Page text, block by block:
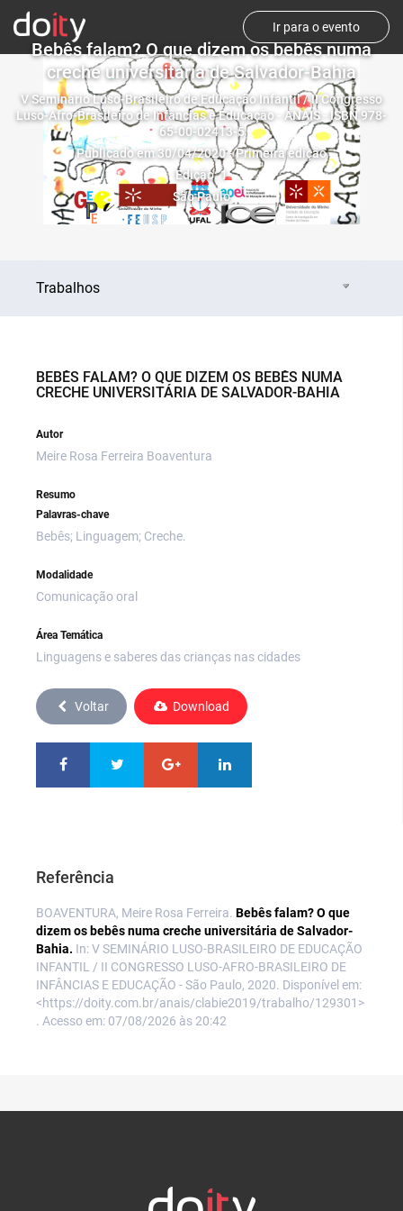
Ir para o evento
Bebês falam? O que dizem os bebês numa
creche universitária de Salvador-Bahia
V Seminário Luso-Brasileiro de Educação Infantil / II Congresso
Luso-Afro-Brasileiro de Infâncias e Educação - ANAIS - ISBN 978-
65-00-02413-5
Publicado em 30/04/2020 - Primeira edição
Edição: 1
São Paulo
Trabalhos
BEBÊS FALAM? O QUE DIZEM OS BEBÊS NUMA
CRECHE UNIVERSITÁRIA DE SALVADOR-BAHIA
Autor
Meire Rosa Ferreira Boaventura
Resumo
Palavras-chave
Bebês; Linguagem; Creche.
Modalidade
Comunicação oral
Área Temática
Linguagens e saberes das crianças nas cidades
Voltar Download
Referência
BOAVENTURA, Meire Rosa Ferreira. Bebês falam? O que
dizem os bebês numa creche universitária de Salvador-
Bahia. In: V SEMINÁRIO LUSO-BRASILEIRO DE EDUCAÇÃO
INFANTIL / II CONGRESSO LUSO-AFRO-BRASILEIRO DE
INFÂNCIAS E EDUCAÇÃO - São Paulo, 2020. Disponível em:
<https://doity.com.br/anais/clabie2019/trabalho/129301>
. Acesso em: 07/08/2026 às 20:42